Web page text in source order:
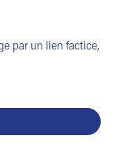
par un lien factice,